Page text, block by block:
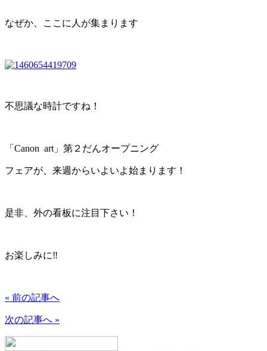
なぜか、ここに人が集まります
不思議な時計ですね！
「Canon art」第２だんオープニング
フェアが、来週からいよいよ始まります！
是非、外の看板に注目下さい！
お楽しみに‼
« 前の記事へ
次の記事へ »